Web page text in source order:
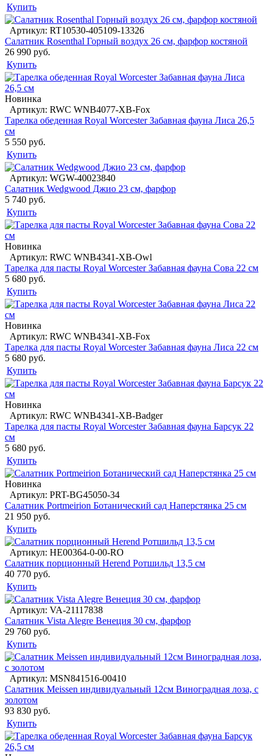
Купить
Артикул: RT10530-405109-13326
Салатник Rosenthal Горный воздух 26 см, фарфор костяной
26 990 руб.
Купить
Новинка
Артикул: RWC WNB4077-XB-Fox
Тарелка обеденная Royal Worcester Забавная фауна Лиса 26,5
см
5 550 руб.
Купить
Артикул: WGW-40023840
Салатник Wedgwood Джио 23 см, фарфор
5 740 руб.
Купить
Новинка
Артикул: RWC WNB4341-XB-Owl
Тарелка для пасты Royal Worcester Забавная фауна Сова 22 см
5 680 руб.
Купить
Новинка
Артикул: RWC WNB4341-XB-Fox
Тарелка для пасты Royal Worcester Забавная фауна Лиса 22 см
5 680 руб.
Купить
Новинка
Артикул: RWC WNB4341-XB-Badger
Тарелка для пасты Royal Worcester Забавная фауна Барсук 22
см
5 680 руб.
Купить
Новинка
Артикул: PRT-BG45050-34
Салатник Portmeirion Ботанический сад Наперстянка 25 см
21 950 руб.
Купить
Артикул: HE00364-0-00-RO
Салатник порционный Herend Ротшильд 13,5 см
40 770 руб.
Купить
Артикул: VA-21117838
Салатник Vista Alegre Венеция 30 см, фарфор
29 760 руб.
Купить
Артикул: MSN841516-00410
Салатник Meissen индивидуальный 12см Виноградная лоза, с
золотом
93 830 руб.
Купить